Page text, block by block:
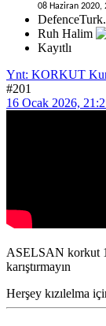
08 Haziran 2020,
Ruh Halim
Kayıtlı
Ynt: KORKUT
#201
16 Ocak 2026,
ASELSAN korkut
karıştırmayın
Herşey kızılelma